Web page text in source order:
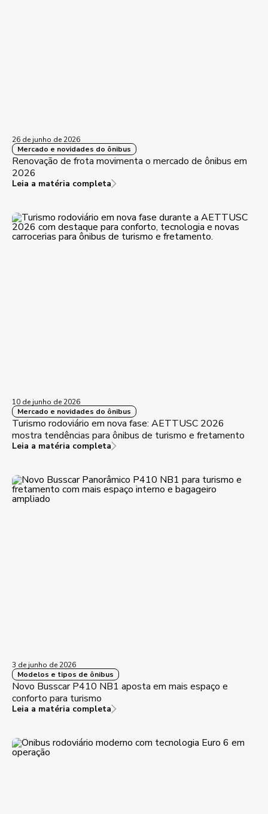
26 de junho de 2026
Mercado e novidades do ônibus
Renovação de frota movimenta o mercado de ônibus em
2026
Leia a matéria completa
10 de junho de 2026
Mercado e novidades do ônibus
Turismo rodoviário em nova fase: AETTUSC 2026
mostra tendências para ônibus de turismo e fretamento
Leia a matéria completa
3 de junho de 2026
Modelos e tipos de ônibus
Novo Busscar P410 NB1 aposta em mais espaço e
conforto para turismo
Leia a matéria completa